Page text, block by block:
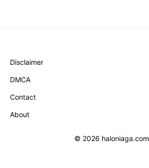
Disclaimer
DMCA
Contact
About
© 2026 haloniaga.com